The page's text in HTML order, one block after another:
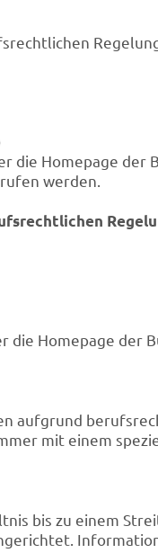
die Homepage der
werden.
die Homepage der
aufgrund
mit einem
bis zu einem